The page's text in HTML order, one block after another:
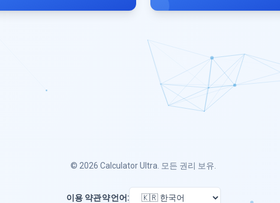
© 2026 Calculator Ultra . 모든 권리 보유.
이용 약관약언어: